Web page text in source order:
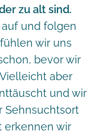
zu alt sind.
und folgen
wir uns
bevor wir
aber
und wir
Sehnsuchtsort
erkennen wir